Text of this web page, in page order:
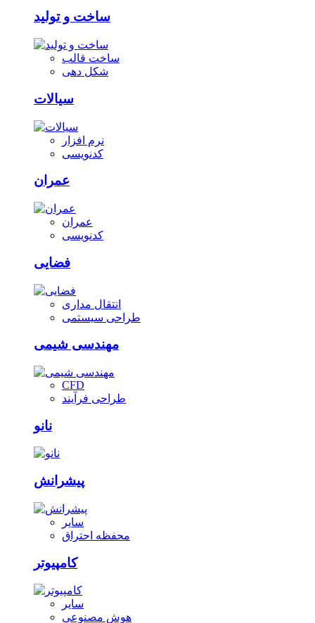
ساخت و تولید
ساخت قالب
شکل دهی
سیالات
نرم افزار
کدنویسی
عمران
عمران
کدنویسی
فضایی
انتقال مداری
طراحی سیستمی
مهندسی شیمی
CFD
طراحی فرآیند
نانو
پیشرانش
سایر
محفظه احتراق
کامپیوتر
سایر
هوش مصنوعی